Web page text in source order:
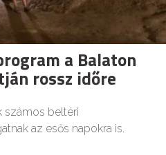
a Balaton
rossz időre
számos beltéri
az esős napokra is.